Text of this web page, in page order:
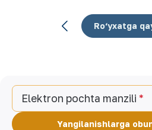
Ro‘yxatga
Elektron pochta manzili
Yangilanishlarga